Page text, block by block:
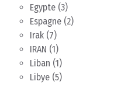
Egypte (3)
Espagne (2)
Irak (7)
IRAN (1)
Liban (1)
Libye (5)